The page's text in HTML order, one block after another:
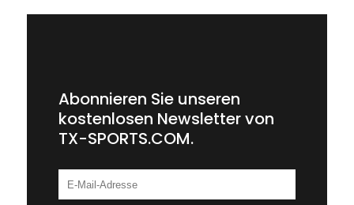
Abonnieren Sie unseren
kostenlosen Newsletter von
TX-SPORTS.COM.